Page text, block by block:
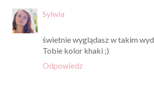
Sylwia
świetnie wyglądasz w takim
Tobie kolor khaki ;)
Odpowiedz